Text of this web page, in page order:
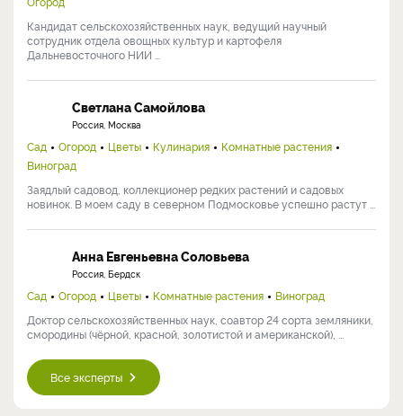
Кандидат сельскохозяйственных наук, ведущий научный
сотрудник отдела овощных культур и картофеля
Дальневосточного НИИ ...
Светлана Самойлова
Россия, Москва
Сад Огород Цветы Кулинария
Комнатные растения
Виноград
Заядлый садовод, коллекционер редких растений и садовых
новинок. В моем саду в северном Подмосковье успешно растут ...
Анна Евгеньевна Соловьева
Россия, Бердск
Сад Огород Цветы Комнатные растения
Виноград
Доктор сельскохозяйственных наук, соавтор 24 сорта земляники,
смородины (чёрной, красной, золотистой и американской), ...
Все эксперты